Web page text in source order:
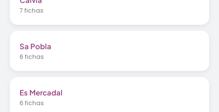
7 fichas
Sa Pobla
6 fichas
Es Mercadal
6 fichas